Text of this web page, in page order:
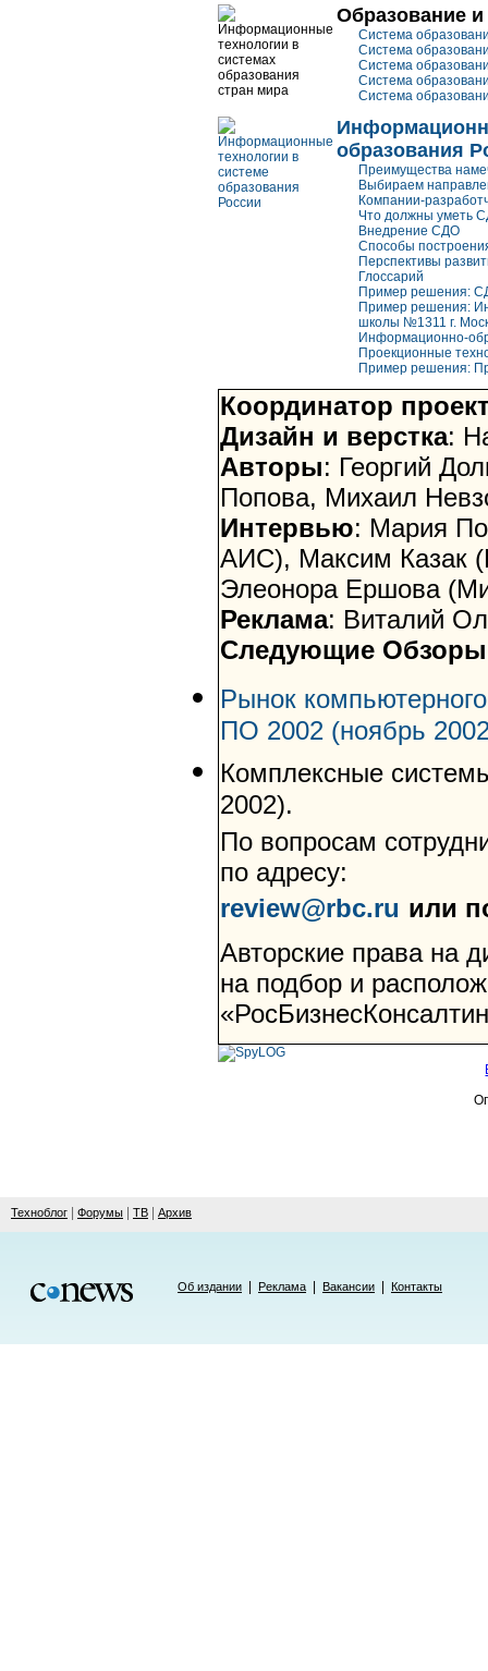
Образование
Система
Система
Система
Система
Система
образования
Преимущества
Выбираем
Компании-
Что должны уметь
Внедрение СДО
Способы
Перспективы
Глоссарий
Пример решения:
Пример решения:
школы №1311 г.
Информационно-
Проекционные
Пример решения:
Координатор
Дизайн и верстка:
Авторы: Георгий
Попова, Михаил
Интервью: Мария
АИС), Максим Казак
Элеонора Ершова
Реклама: Виталий
Следующие Обзоры
Рынок
ПО 2002 (ноябрь
Комплексные
2002).
По вопросам
по адресу:
review@rbc.ru или
Авторские права на
на подбор и
Техноблог Форумы ТВ Архив
Об издании Реклама Вакансии Контакты